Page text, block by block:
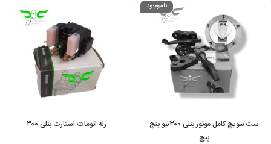
ناموجود
ست سویچ کامل موتور بنلی ۳۰۰نیو پنج
پیچ
رله اتومات استارت بنلی ۳۰۰